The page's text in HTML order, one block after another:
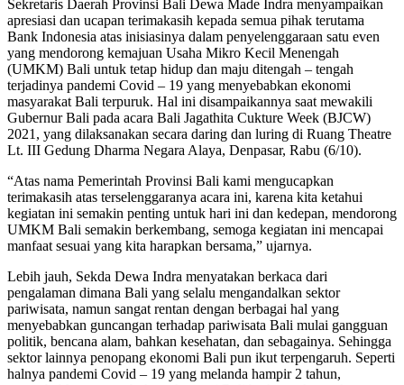
Sekretaris Daerah Provinsi Bali Dewa Made Indra menyampaikan
apresiasi dan ucapan terimakasih kepada semua pihak terutama
Bank Indonesia atas inisiasinya dalam penyelenggaraan satu even
yang mendorong kemajuan Usaha Mikro Kecil Menengah
(UMKM) Bali untuk tetap hidup dan maju ditengah – tengah
terjadinya pandemi Covid – 19 yang menyebabkan ekonomi
masyarakat Bali terpuruk. Hal ini disampaikannya saat mewakili
Gubernur Bali pada acara Bali Jagathita Cukture Week (BJCW)
2021, yang dilaksanakan secara daring dan luring di Ruang Theatre
Lt. III Gedung Dharma Negara Alaya, Denpasar, Rabu (6/10).
“Atas nama Pemerintah Provinsi Bali kami mengucapkan
terimakasih atas terselenggaranya acara ini, karena kita ketahui
kegiatan ini semakin penting untuk hari ini dan kedepan, mendorong
UMKM Bali semakin berkembang, semoga kegiatan ini mencapai
manfaat sesuai yang kita harapkan bersama,” ujarnya.
Lebih jauh, Sekda Dewa Indra menyatakan berkaca dari
pengalaman dimana Bali yang selalu mengandalkan sektor
pariwisata, namun sangat rentan dengan berbagai hal yang
menyebabkan guncangan terhadap pariwisata Bali mulai gangguan
politik, bencana alam, bahkan kesehatan, dan sebagainya. Sehingga
sektor lainnya penopang ekonomi Bali pun ikut terpengaruh. Seperti
halnya pandemi Covid – 19 yang melanda hampir 2 tahun,